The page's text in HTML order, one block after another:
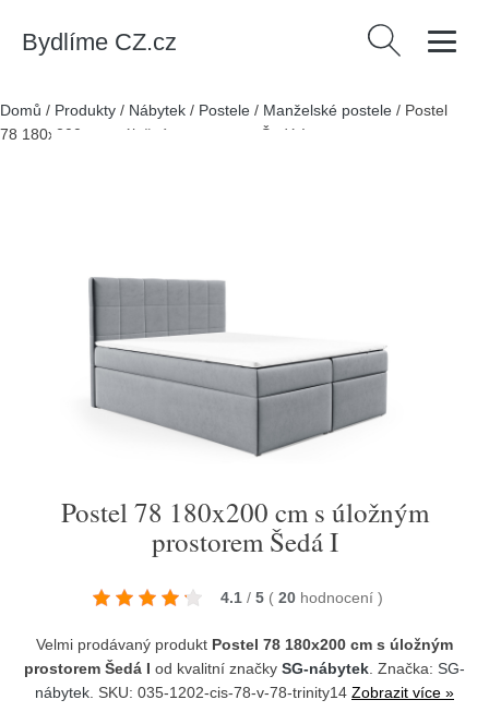
Bydlíme CZ.cz Vyhledávání
Domů / Produkty / Nábytek / Postele / Manželské postele / Postel
78 180x200 cm s úložným prostorem Šedá I
Postel 78 180x200 cm s úložným
prostorem Šedá I
4.1 / 5 ( 20 hodnocení )
Velmi prodávaný produkt Postel 78 180x200 cm s úložným
prostorem Šedá I od kvalitní značky SG-nábytek . Značka: SG-
nábytek . SKU: 035-1202-cis-78-v-78-trinity14 Zobrazit více »